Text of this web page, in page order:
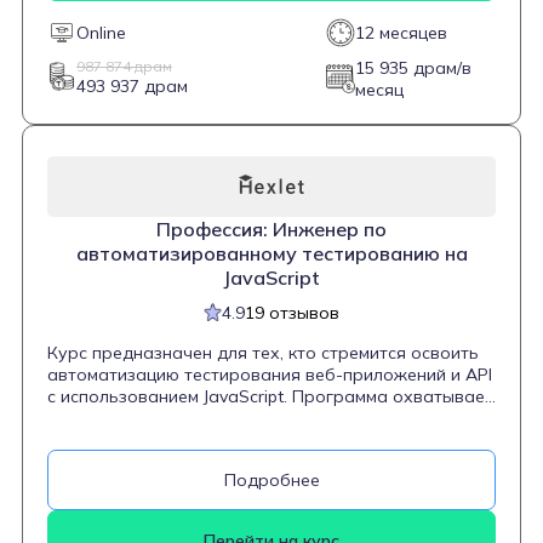
частью обучения становится работа с
организационно-распорядительной документацией
в области информационной безопасности, что
позволяет студентам не только понимать
административной стороне профессии. Курс
нацелен на создание прочной основы для
дальнейшего развития в области
кибербезопасности.
Online 12 месяцев
987 874 драм
493 937 драм
15 935 драм/в
месяц
Профессия: Инженер по
автоматизированному тестированию на
JavaScript
4.919 отзывов
Курс предназначен для тех, кто стремится освоить
автоматизацию тестирования веб-приложений и API
с использованием JavaScript. Программа охватывает
фреймворками Vitest и Playwright, проведение
интеграционного и юнит-тестирования, а также
создание UI-тестов. Студенты научатся писать
Подробнее